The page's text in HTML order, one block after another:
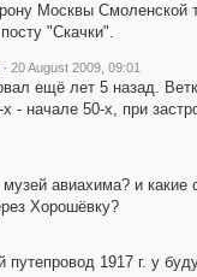
Москвы Смоленской
"Скачки".
· 20 August 2009, 09:01
ещё лет 5 назад.
- начале 50-х, при
авиахима? и какие
Хорошёвку?
путепровод 1917 г. у